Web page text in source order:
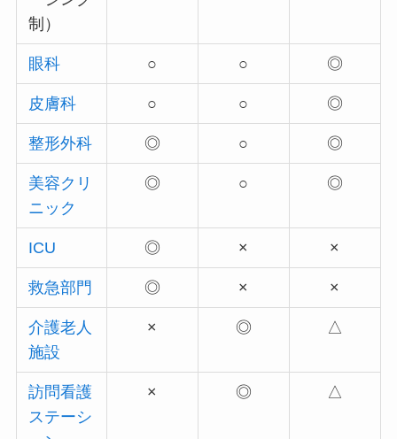
制）
眼科 ○ ○ ◎
皮膚科 ○ ○ ◎
整形外科 ◎ ○ ◎
美容クリ
ニック
◎ ○ ◎
ICU ◎ × ×
救急部門 ◎ × ×
介護老人
施設
× ◎ △
訪問看護
ステーシ
× ◎ △